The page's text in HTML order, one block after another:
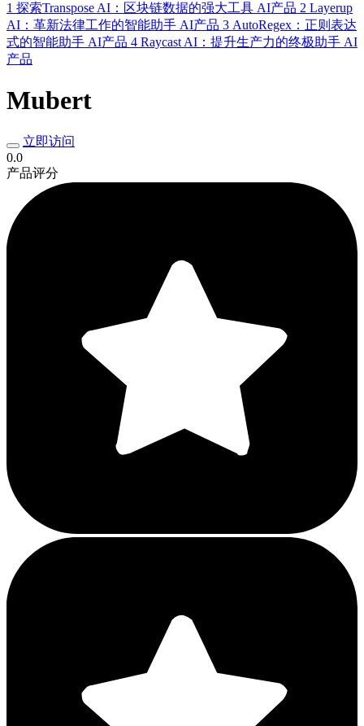
1 探索Transpose AI：区块链数据的强大工具 AI产品 2 Layerup
AI：革新法律工作的智能助手 AI产品 3 AutoRegex：正则表达
式的智能助手 AI产品 4 Raycast AI：提升生产力的终极助手 AI
产品
Mubert
立即访问
0.0
产品评分